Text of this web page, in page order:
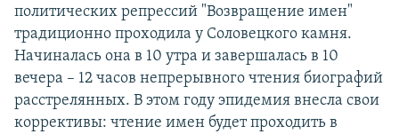
политических репрессий "Возвращение имен"
традиционно проходила у Соловецкого камня.
Начиналась она в 10 утра и завершалась в 10
вечера – 12 часов непрерывного чтения биографий
расстрелянных. В этом году эпидемия внесла свои
коррективы: чтение имен будет проходить в